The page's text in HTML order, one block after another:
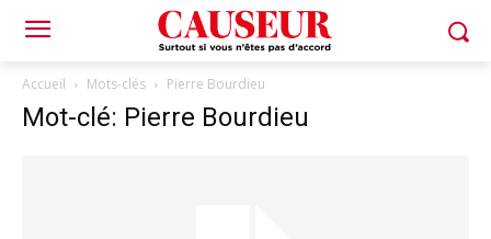
Accueil Mots-clés Pierre Bourdieu
Mot-clé: Pierre Bourdieu